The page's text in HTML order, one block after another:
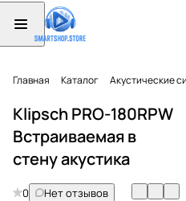
Главная Каталог Акустические
Klipsch PRO-180RPW
Встраиваемая в
стену акустика
0
Нет отзывов